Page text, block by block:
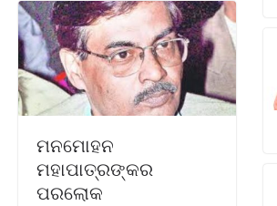
ମନମୋହନ
ମହାପାତ୍ରଙ୍କର
ପରଲୋକ